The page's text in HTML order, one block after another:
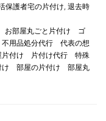
保護者宅の片付け, 退去時
お部屋丸ごと片付け
ゴ
不用品処分代行
代表の想
付け 片付け代行
特殊
部屋の片付け
部屋丸